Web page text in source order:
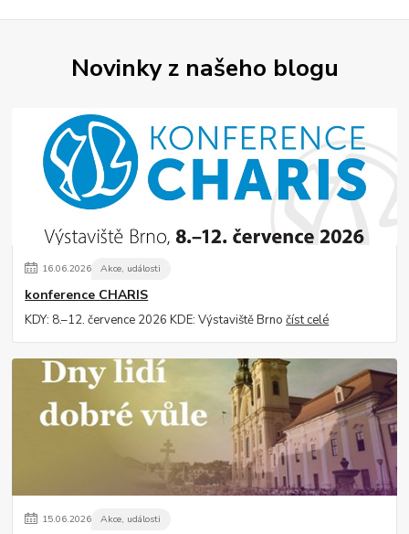
Novinky z našeho blogu
16.06.2026 Akce, události
konference CHARIS
KDY: 8.–12. července 2026 KDE: Výstaviště Brnočíst celé
15.06.2026 Akce, události